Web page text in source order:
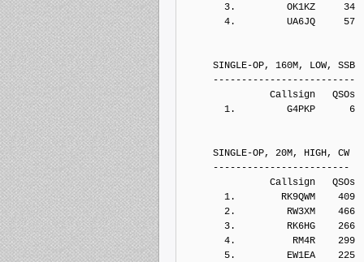
3.         OK1KZ     34
4.         UA6JQ     57
SINGLE-OP, 160M, LOW, SSB
-------------------------
Callsign   QSOs  Points
1.         G4PKP      6
SINGLE-OP, 20M, HIGH, CW
------------------------
Callsign   QSOs  Points
1.        RK9QWM    409
2.         RW3XM    466
3.         RK6HG    266
4.          RM4R    299
5.         EW1EA    225